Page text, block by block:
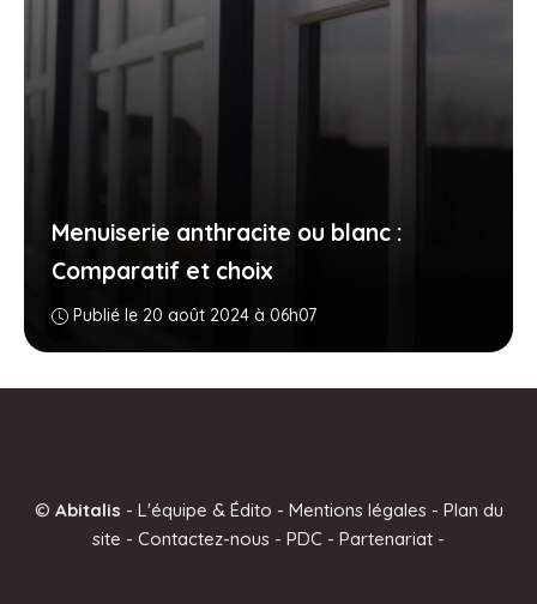
Menuiserie anthracite ou blanc :
Comparatif et choix
Publié le 20 août 2024 à 06h07
© Abitalis - L'équipe & Édito - Mentions légales- Plan du
site - Contactez-nous - PDC - Partenariat -